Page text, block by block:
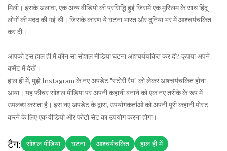
मिली। इसके अलावा, एक अन्य वीडियो की प्रसिद्धि हुई जिसमें एक मुस्लिम के साथ हिंदू
लोगों की मदद की गई थी। जिसके कारण ये घटना भारत और दुनिया भर में आश्चर्यचकित
कर दी।
आपको इस हाल ही में कौन सा सोशल मीडिया घटना आश्चर्यचकित कर दी? कृपया अपने
कमेंट में देखें।
हाल ही में, मुझे Instagram के नए अपडेट "स्टोरी रैप" को लेकर आश्चर्यचकित होना
आया। यह फीचर सोशल मीडिया पर अपनी कहानी बनाने को एक नए तरीके के रूप में
उपलब्ध कराता है। इस नए अपडेट के द्वारा, उपयोगकर्ताओं को अपनी पूरी कहानी पोस्ट
करने के लिए एक वीडियो और फोटो सेट का उपयोग करना होगा।
टैग: सोशल मीडिया घटना आश्चर्यचकित हाल ही में